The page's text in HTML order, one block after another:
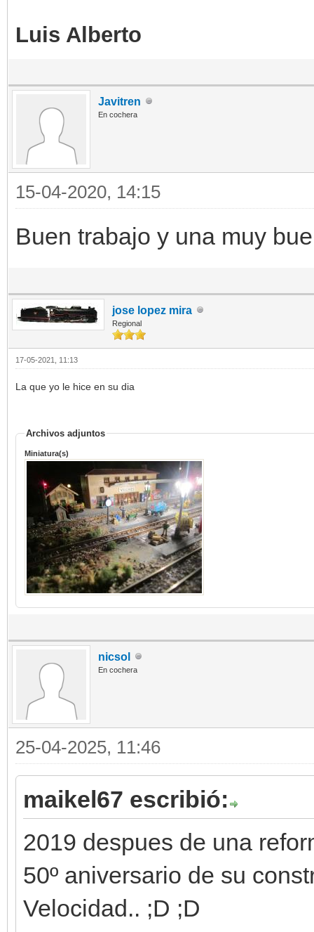
Luis Alberto
Javitren
En cochera
15-04-2020, 14:15
Buen trabajo y una muy
jose lopez mira
Regional
17-05-2021, 11:13
La que yo le hice en su dia
Archivos adjuntos
Miniatura(s)
nicsol
En cochera
25-04-2025, 11:46
maikel67 escribió:
2019 despues de una
50º aniversario de su
Velocidad.. ;D ;D